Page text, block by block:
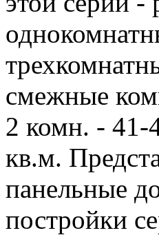
смежные
2 комн. - 41-
кв.м.
панельные
постройки